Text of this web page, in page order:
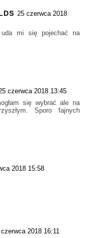
25 czerwca 2018
mi się pojechać na
czerwca 2018 13:45
się wybrać ale na
Sporo fajnych
2018 15:58
czerwca 2018 16:11